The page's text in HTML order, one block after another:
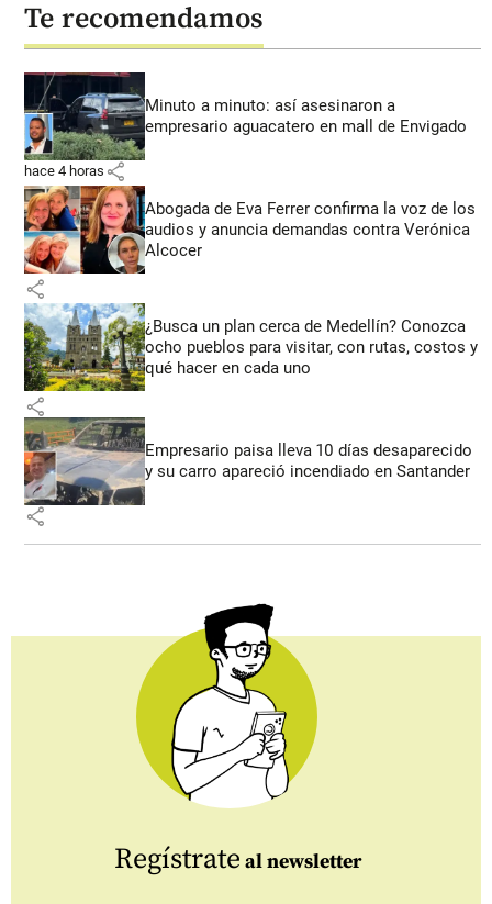
Te recomendamos
Minuto a minuto: así asesinaron a
empresario aguacatero en mall de Envigado
hace 4 horas share
Abogada de Eva Ferrer confirma la voz de los
audios y anuncia demandas contra Verónica
Alcocer
share
¿Busca un plan cerca de Medellín? Conozca
ocho pueblos para visitar, con rutas, costos y
qué hacer en cada uno
share
Empresario paisa lleva 10 días desaparecido
y su carro apareció incendiado en Santander
share
Regístrate al newsletter